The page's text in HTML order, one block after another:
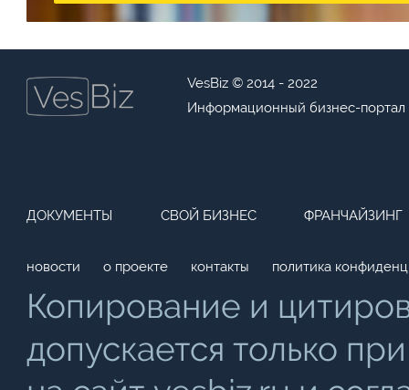
VesBiz © 2014 - 2022
Информационный бизнес-портал
ДОКУМЕНТЫ СВОЙ БИЗНЕС ФРАНЧАЙЗИНГ
новости о проекте контакты политика
Копирование и
допускается только